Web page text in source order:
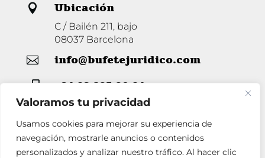
Valoramos tu privacidad
Usamos cookies para mejorar su experiencia de
navegación, mostrarle anuncios o contenidos
personalizados y analizar nuestro tráfico. Al hacer clic
 Ubicación
C / Bailén 211, bajo
08037 Barcelona
 info@bufetejuridico.com
 +34 93 285 80 94
 Horario
Lunes a Jueves de 9 a 14 y de 16 a 19